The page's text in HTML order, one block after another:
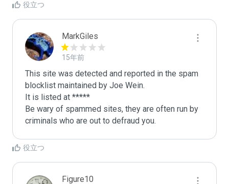
役立つ
MarkGiles
15年前
This site was detected and reported in the spam
blocklist maintained by Joe Wein.
It is listed at *****
Be wary of spammed sites, they are often run by
criminals who are out to defraud you.
役立つ
Figure10